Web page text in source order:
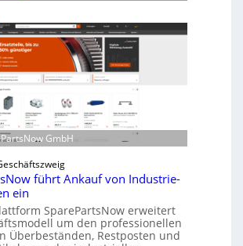
z
f
ü
r
i
n
i
r
k
t
e
A
n
l
l
n
t
w
i
c
k
e
l
GmbH
führt Ankauf von Industrie-
ein
SparePartsNow erweitert
um den professionellen
Überbeständen, Restposten und